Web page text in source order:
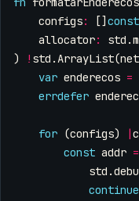
configs: [] const
allocator: std .
)
! std .ArrayList(net
var enderecos =
errdefer
for (configs) |
const addr =
std .
continue